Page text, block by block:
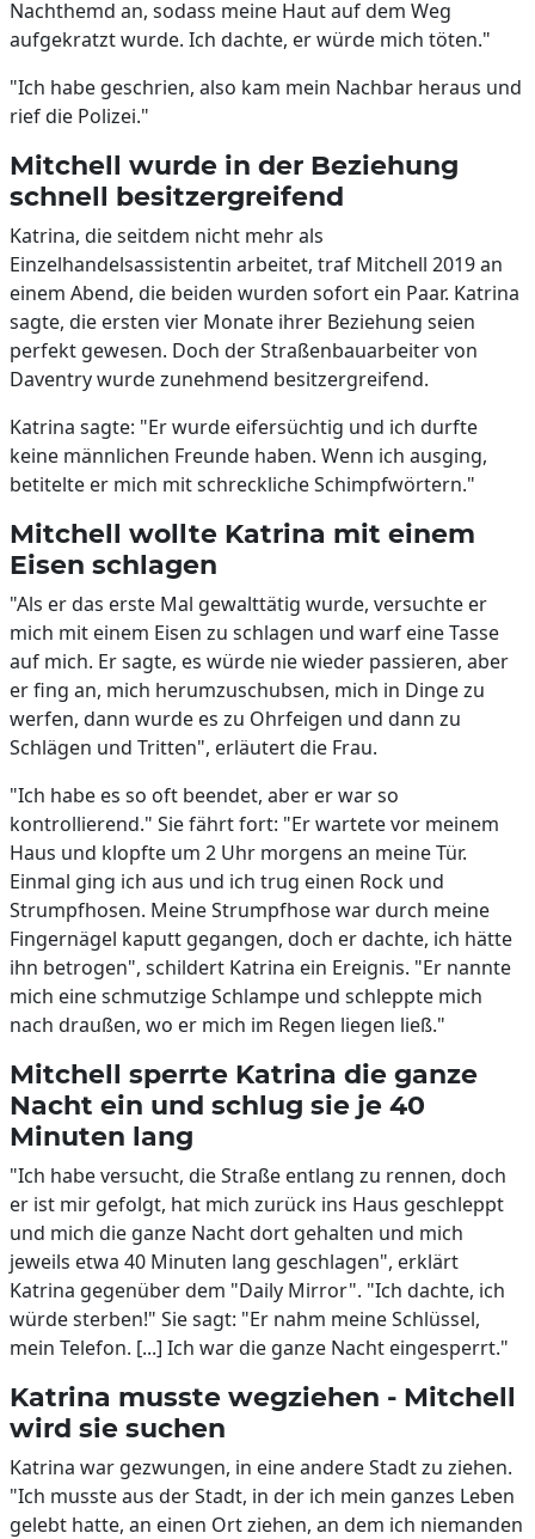
Nachthemd an, sodass meine Haut auf dem Weg
aufgekratzt wurde. Ich dachte, er würde mich töten."
"Ich habe geschrien, also kam mein Nachbar heraus und
rief die Polizei."
Mitchell wurde in der Beziehung
schnell besitzergreifend
Katrina, die seitdem nicht mehr als
Einzelhandelsassistentin arbeitet, traf Mitchell 2019 an
einem Abend, die beiden wurden sofort ein Paar. Katrina
sagte, die ersten vier Monate ihrer Beziehung seien
perfekt gewesen. Doch der Straßenbauarbeiter von
Daventry wurde zunehmend besitzergreifend.
Katrina sagte: "Er wurde eifersüchtig und ich durfte
keine männlichen Freunde haben. Wenn ich ausging,
betitelte er mich mit schreckliche Schimpfwörtern."
Mitchell wollte Katrina mit einem
Eisen schlagen
"Als er das erste Mal gewalttätig wurde, versuchte er
mich mit einem Eisen zu schlagen und warf eine Tasse
auf mich. Er sagte, es würde nie wieder passieren, aber
er fing an, mich herumzuschubsen, mich in Dinge zu
werfen, dann wurde es zu Ohrfeigen und dann zu
Schlägen und Tritten", erläutert die Frau.
"Ich habe es so oft beendet, aber er war so
kontrollierend." Sie fährt fort: "Er wartete vor meinem
Haus und klopfte um 2 Uhr morgens an meine Tür.
Einmal ging ich aus und ich trug einen Rock und
Strumpfhosen. Meine Strumpfhose war durch meine
Fingernägel kaputt gegangen, doch er dachte, ich hätte
ihn betrogen", schildert Katrina ein Ereignis. "Er nannte
mich eine schmutzige Schlampe und schleppte mich
nach draußen, wo er mich im Regen liegen ließ."
Mitchell sperrte Katrina die ganze
Nacht ein und schlug sie je 40
Minuten lang
"Ich habe versucht, die Straße entlang zu rennen, doch
er ist mir gefolgt, hat mich zurück ins Haus geschleppt
und mich die ganze Nacht dort gehalten und mich
jeweils etwa 40 Minuten lang geschlagen", erklärt
Katrina gegenüber dem "Daily Mirror". "Ich dachte, ich
würde sterben!" Sie sagt: "Er nahm meine Schlüssel,
mein Telefon. [...] Ich war die ganze Nacht eingesperrt."
Katrina musste wegziehen - Mitchell
wird sie suchen
Katrina war gezwungen, in eine andere Stadt zu ziehen.
"Ich musste aus der Stadt, in der ich mein ganzes Leben
gelebt hatte, an einen Ort ziehen, an dem ich niemanden